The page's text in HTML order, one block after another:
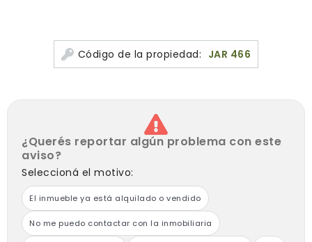
Código de la propiedad: JAR 466
¿Querés reportar algún problema con este
aviso?
Seleccioná el motivo:
El inmueble ya está alquilado o vendido
No me puedo contactar con la inmobiliaria